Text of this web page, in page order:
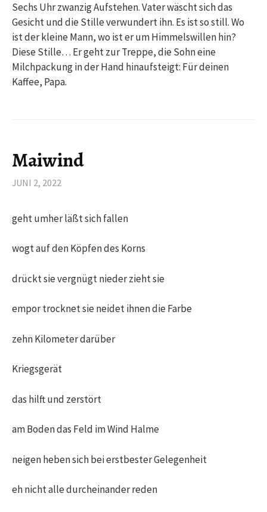
Sechs Uhr zwanzig Aufstehen. Vater wäscht sich das
Gesicht und die Stille verwundert ihn. Es ist so still. Wo
ist der kleine Mann, wo ist er um Himmelswillen hin?
Diese Stille… Er geht zur Treppe, die Sohn eine
Milchpackung in der Hand hinaufsteigt: Für deinen
Kaffee, Papa.
Maiwind
JUNI 2, 2022
geht umher läßt sich fallen
wogt auf den Köpfen des Korns
drückt sie vergnügt nieder zieht sie
empor trocknet sie neidet ihnen die Farbe
zehn Kilometer darüber
Kriegsgerät
das hilft und zerstört
am Boden das Feld im Wind Halme
neigen heben sich bei erstbester Gelegenheit
eh nicht alle durcheinander reden